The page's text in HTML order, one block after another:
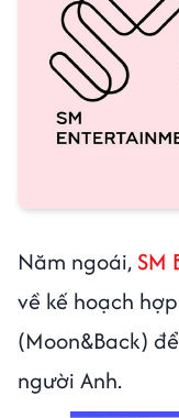
Năm ngoái, SM
về kế hoạch
(Moon&Back)
người Anh.